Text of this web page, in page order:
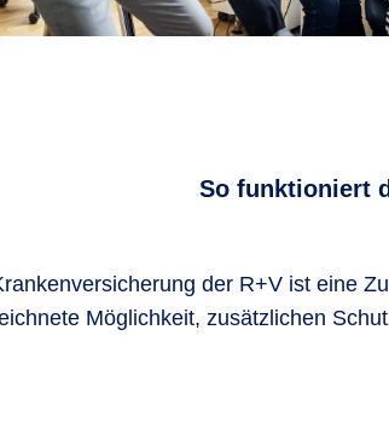
So funktioniert
der R+V ist eine
Möglichkeit, zusätzlichen
Als Arbeitgeber treffen Sie die